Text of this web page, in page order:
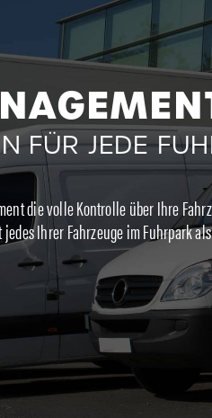
FÜR JEDE
die volle Kontrolle über Ihre
Ihrer Fahrzeuge im Fuhrpark als